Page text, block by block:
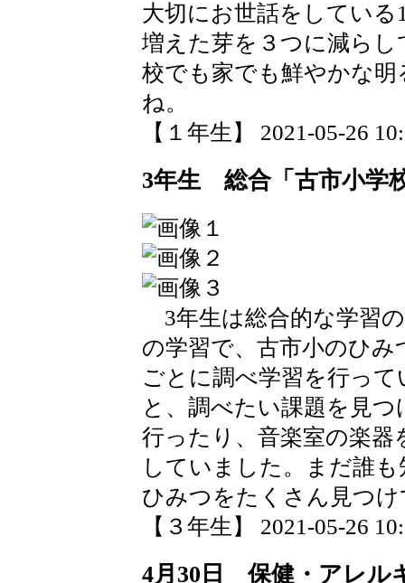
大切にお世話をしてい
増えた芽を３つに減ら
校でも家でも鮮やかな
ね。
【１年生】 2021-05-26
3年生 総合「古市小学
3年生は総合的な学習
の学習で、古市小のひ
ごとに調べ学習を行っ
と、調べたい課題を見
行ったり、音楽室の楽
していました。まだ誰
ひみつをたくさん見つ
【３年生】 2021-05-26
4月30日 保健・アレル